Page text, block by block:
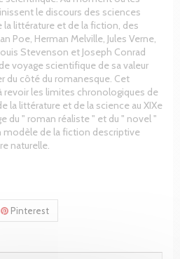
le discours des sciences
littérature et de la fiction, des
Poe, Herman Melville, Jules Verne,
Stevenson et Joseph Conrad
voyage scientifique de sa valeur
du côté du romanesque. Cet
revoir les limites chronologiques de
la littérature et de la science au XIXe
du " roman réaliste " et du " novel "
modèle de la fiction descriptive
naturelle.
Pinterest